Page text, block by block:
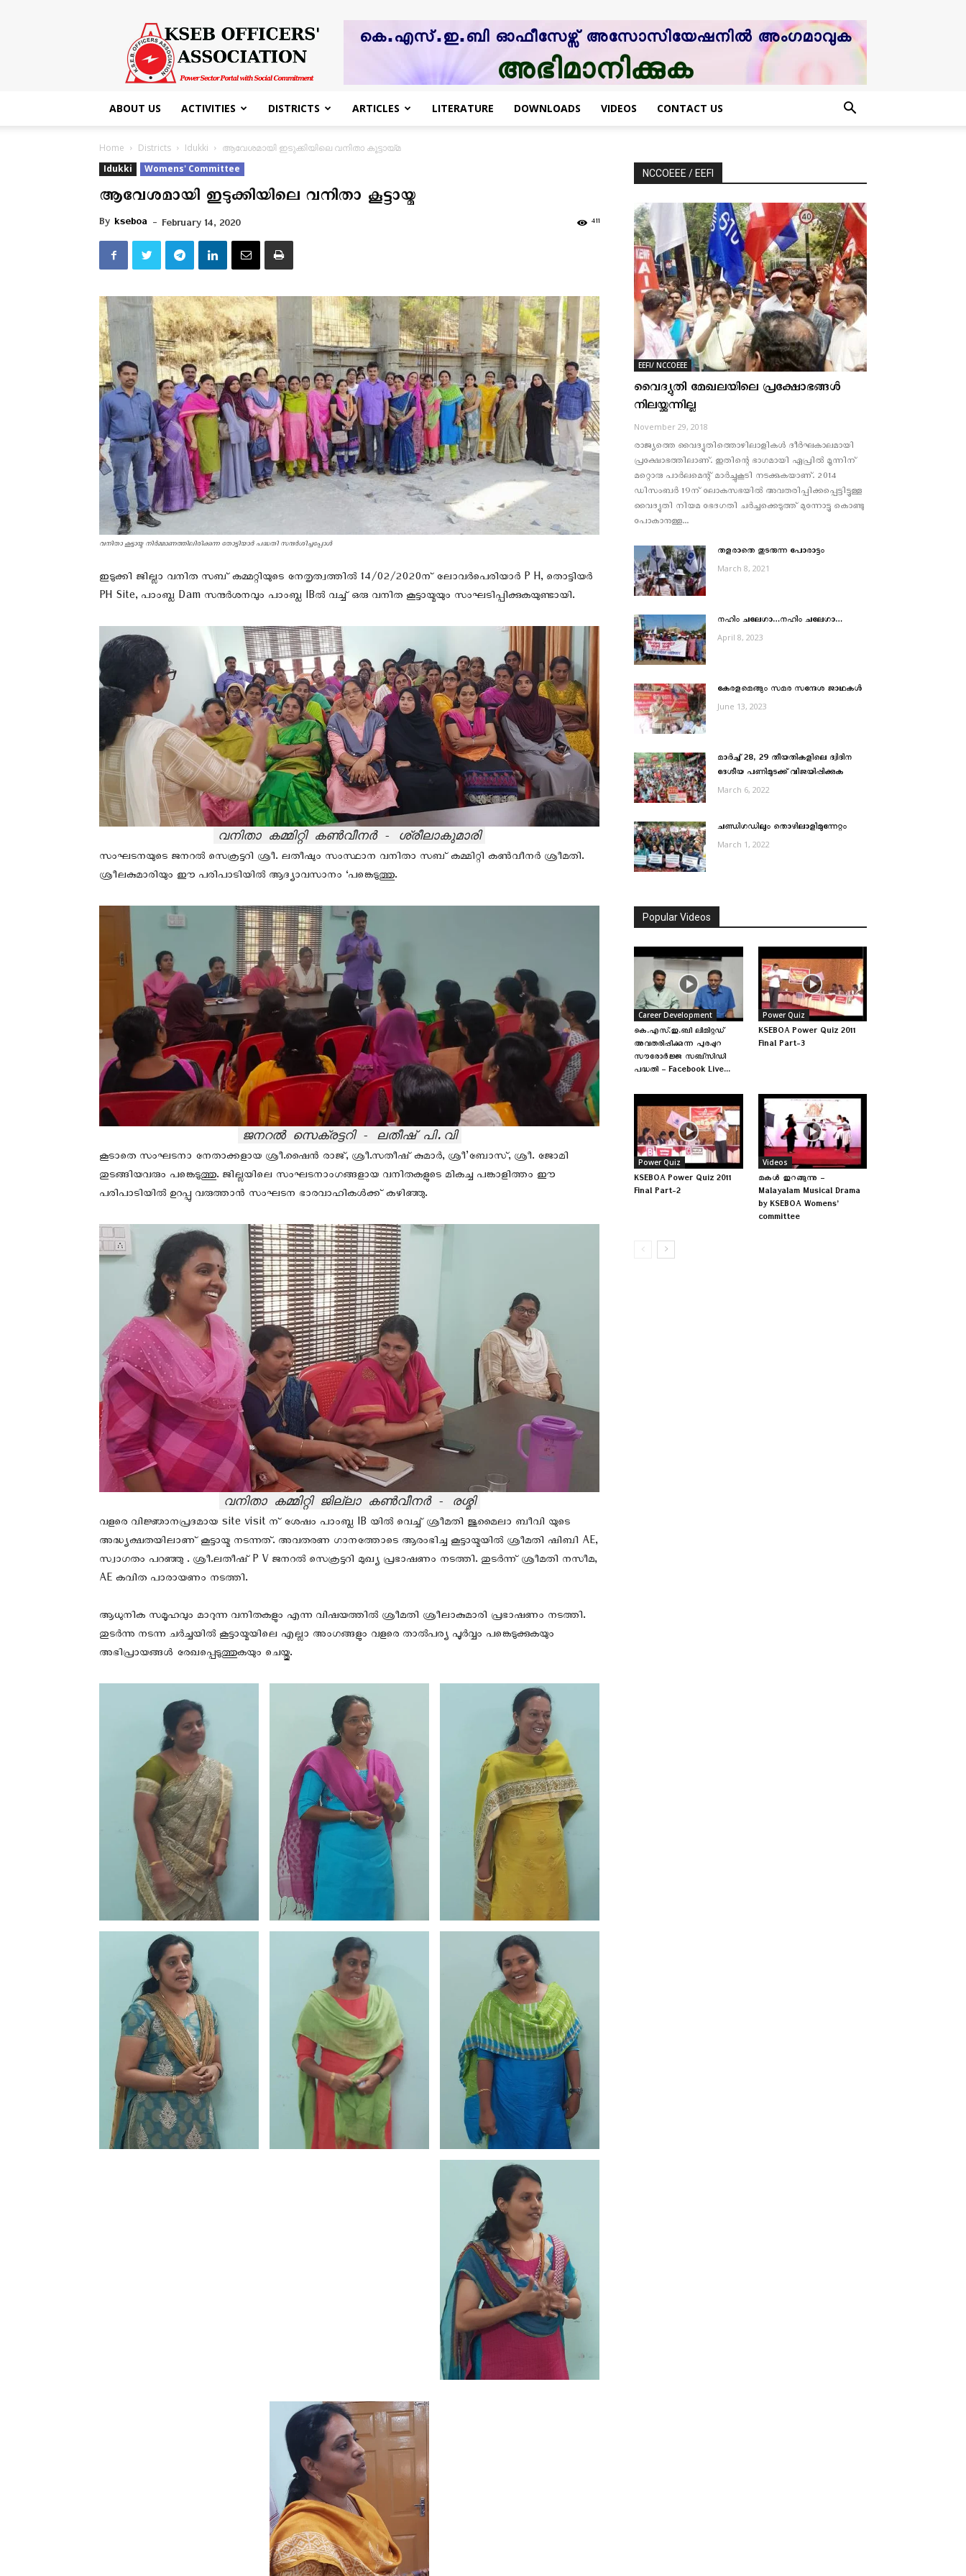
KSEB
Officers'
Association
ABOUT US ACTIVITIES DISTRICTS ARTICLES LITERATURE DOWNLOADS VIDEOS CONTACT US
Home Districts Idukki
ആവേശമായി ഇടുക്കിയിലെ വനിതാ കൂട്ടായ്മ
Idukki
Womens' Committee
ആവേശമായി ഇടുക്കിയിലെ വനിതാ കൂട്ടായ്മ
By kseboa - February 14, 2020 411
വനിതാ കൂട്ടായ്മ നിർമ്മാണത്തിലിരിക്കുന്ന തോട്ടിയാർ പദ്ധതി സന്ദർശിച്ചപ്പോൾ
ഇടുക്കി ജില്ലാ വനിത സബ് കമ്മറ്റിയുടെ നേതൃത്വത്തിൽ 14/02/2020ന് ലോവർപെരിയാർ P H, തൊട്ടിയർ
PH Site, പാംബ്ല Dam സന്ദർശനവും പാംബ്ല IBൽ വച്ച് ഒരു വനിത കൂട്ടായ്മയും സംഘടിപ്പിക്കുകയുണ്ടായി.
വനിതാ കമ്മിറ്റി കൺവീനർ - ശ്രീലാകുമാരി
സംഘടനയുടെ ജനറൽ സെക്രട്ടറി ശ്രീ. ലതീഷും സംസ്ഥാന വനിതാ സബ് കമ്മിറ്റി കൺവീനർ ശ്രീമതി.
ശ്രീലകുമാരിയും ഈ പരിപാടിയിൽ ആദ്യാവസാനം ‘പങ്കെടുത്തു.
ജനറൽ സെക്രട്ടറി - ലതീഷ് പി.വി
കൂടാതെ സംഘടനാ നേതാക്കളായ ശ്രീ.ഷൈൻ രാജ്, ശ്രീ.സതീഷ് കുമാർ, ശ്രീ’ബോസ്, ശ്രീ. ജോമി
തുടങ്ങിയവരും പങ്കെടുത്തു. ജില്ലയിലെ സംഘടനാംഗങ്ങളായ വനിതകളുടെ മികച്ച പങ്കാളിത്തം ഈ
പരിപാടിയിൽ ഉറപ്പു വരുത്താൻ സംഘടന ഭാരവാഹികൾക്ക് കഴിഞ്ഞു.
വനിതാ കമ്മിറ്റി ജില്ലാ കൺവീനർ - രശ്മി
വളരെ വിജ്ഞാനപ്രദമായ site visit ന് ശേഷം പാംബ്ല IB യിൽ വെച്ച് ശ്രീമതി ജുമൈലാ ബീവി യുടെ
അദ്ധ്യക്ഷതയിലാണ് കൂട്ടായ്മ നടന്നത്. അവതരണ ഗാനത്തോടെ ആരംഭിച്ച കൂട്ടായ്മയിൽ ശ്രീമതി ഷിബി AE,
സ്വാഗതം പറഞ്ഞു . ശ്രീ.ലതീഷ് P V ജനറൽ സെക്രട്ടറി മുഖ്യ പ്രഭാഷണം നടത്തി. തുടർന്ന് ശ്രീമതി നസീമ,
AE കവിത പാരായണം നടത്തി.
ആധുനിക സമൂഹവും മാറുന്ന വനിതകളും എന്ന വിഷയത്തിൽ ശ്രീമതി ശ്രീലാകുമാരി പ്രഭാഷണം നടത്തി.
തുടർന്നു നടന്ന ചർച്ചയിൽ കൂട്ടായ്മയിലെ എല്ലാ അംഗങ്ങളും വളരെ താൽപര്യ പൂർവ്വം പങ്കെടുക്കുകയും
അഭിപ്രായങ്ങൾ രേഖപ്പെടുത്തുകയും ചെയ്തു.
NCCOEEE / EEFI
EEFI/ NCCOEEE
വൈദ്യുതി മേഖലയിലെ പ്രക്ഷോഭങ്ങള്‍
നിലയ്ക്കുന്നില്ല
November 29, 2018
രാജ്യത്തെ വൈദ്യുതിത്തൊഴിലാളികള്‍ ദീര്‍ഘകാലമായി
പ്രക്ഷോഭത്തിലാണ്. ഇതിന്റെ ഭാഗമായി ഏപ്രില്‍ മൂന്നിന്
മറ്റൊരു പാര്‍ലമെന്റ് മാര്‍ച്ചുകൂടി നടക്കുകയാണ്. 2014
ഡിസംബര്‍ 19ന് ലോകസഭയില്‍ അവതരിപ്പിക്കപ്പെട്ടിട്ടുള്ള
വൈദ്യുതി നിയമ ഭേദഗതി ചര്‍ച്ചക്കെടുത്ത് മുന്നോട്ടു കൊണ്ടു
പോകാനുള്ള...
തളരാതെ തുടരുന്ന പോരാട്ടം
March 8, 2021
നഹിം ചലേഗാ…നഹിം ചലേഗാ…
April 8, 2023
കേരളമെങ്ങും സമര സന്ദേശ ജാഥകള്‍
June 13, 2023
മാര്‍ച്ച് 28, 29 തീയതികളിലെ ദ്വിദിന
ദേശീയ പണിമുടക്ക് വിജയിപ്പിക്കുക
March 6, 2022
ചണ്ഡിഗഡിലും തൊഴിലാളിമുന്നേറ്റം
March 1, 2022
Popular Videos
Career Development
കെ.എസ്.ഇ.ബി ലിമിറ്റഡ്
അവതരിപ്പിക്കുന്ന പുരപ്പുറ
സൗരോർജ്ജ സബ്‌സിഡി
പദ്ധതി – Facebook Live...
Power Quiz
KSEBOA Power Quiz 2011
Final Part-3
Power Quiz
KSEBOA Power Quiz 2011
Final Part-2
Videos
മകള്‍ ഇറങ്ങുന്നു –
Malayalam Musical Drama
by KSEBOA Womens’
committee